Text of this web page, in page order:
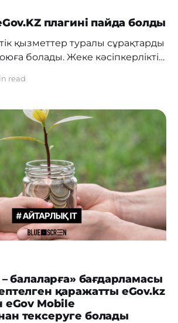
плагині пайда болды
қызметтер туралы сұрақтарды
болады. Жеке кәсіпкерлікті
қажет? Субсидияларды қалай
жұмыс істейтін сілтемелерді
Telegram арнасы
адамы екенін
растағанын хабарлады. Егер сізге
read
балаларға» бағдарламасы
қаражатты eGov.kz
eGov Mobile
тексеруге болады